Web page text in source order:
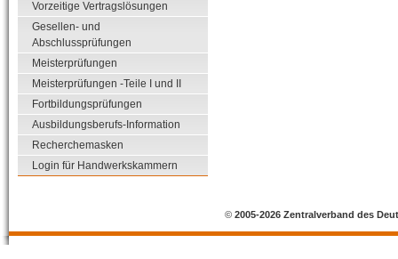
Vorzeitige Vertragslösungen
Gesellen- und
Abschlussprüfungen
Meisterprüfungen
Meisterprüfungen -Teile I und II
Fortbildungsprüfungen
Ausbildungsberufs-Information
Recherchemasken
Login für Handwerkskammern
© 2005-2026 Zentralverband des